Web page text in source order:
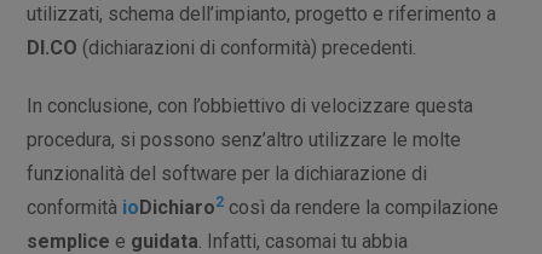
utilizzati, schema dell’impianto, progetto e riferimento a
DI.CO (dichiarazioni di conformità) precedenti.
In conclusione, con l’obbiettivo di velocizzare questa
procedura, si possono senz’altro utilizzare le molte
funzionalità del software per la dichiarazione di
conformità ioDichiaro2 così da rendere la compilazione
semplice e guidata. Infatti, casomai tu abbia